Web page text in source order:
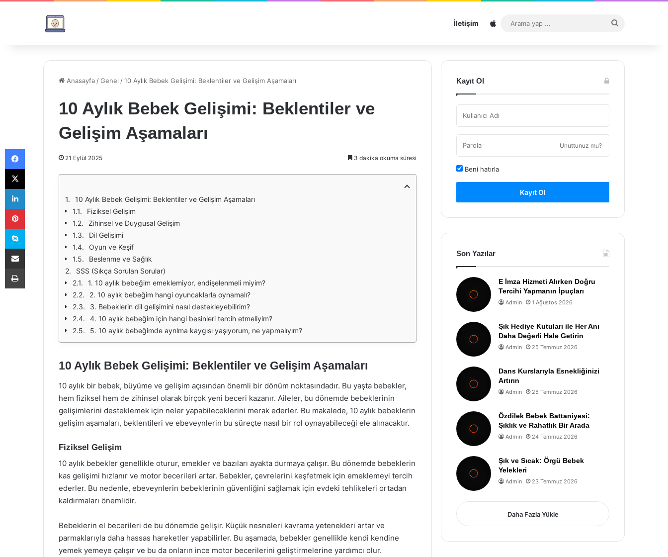
İletişim Sitemap
...
Anasayfa /Genel /10 Aylık Bebek Gelişimi: Beklentiler ve Gelişim Aşamaları
10 Aylık Bebek Gelişimi: Beklentiler ve
Gelişim Aşamaları
21 Eylül 2025 3 dakika okuma süresi
10 Aylık Bebek Gelişimi: Beklentiler ve Gelişim Aşamaları
Fiziksel Gelişim
Zihinsel ve Duygusal Gelişim
Dil Gelişimi
Oyun ve Keşif
Beslenme ve Sağlık
SSS (Sıkça Sorulan Sorular)
1. 10 aylık bebeğim emeklemiyor, endişelenmeli miyim?
2. 10 aylık bebeğim hangi oyuncaklarla oynamalı?
3. Bebeklerin dil gelişimini nasıl destekleyebilirim?
4. 10 aylık bebeğim için hangi besinleri tercih etmeliyim?
5. 10 aylık bebeğimde ayrılma kaygısı yaşıyorum, ne yapmalıyım?
10 Aylık Bebek Gelişimi: Beklentiler ve Gelişim Aşamaları
10 aylık bir bebek, büyüme ve gelişim açısından önemli bir dönüm noktasındadır. Bu yaşta bebekler,
hem fiziksel hem de zihinsel olarak birçok yeni beceri kazanır. Aileler, bu dönemde bebeklerinin
gelişimlerini desteklemek için neler yapabileceklerini merak ederler. Bu makalede, 10 aylık bebeklerin
gelişim aşamaları, beklentileri ve ebeveynlerin bu süreçte nasıl bir rol oynayabileceği ele alınacaktır.
Fiziksel Gelişim
10 aylık bebekler genellikle oturur, emekler ve bazıları ayakta durmaya çalışır. Bu dönemde bebeklerin
kas gelişimi hızlanır ve motor becerileri artar. Bebekler, çevrelerini keşfetmek için emeklemeyi tercih
ederler. Bu nedenle, ebeveynlerin bebeklerinin güvenliğini sağlamak için evdeki tehlikeleri ortadan
kaldırmaları önemlidir.
Bebeklerin el becerileri de bu dönemde gelişir. Küçük nesneleri kavrama yetenekleri artar ve
parmaklarıyla daha hassas hareketler yapabilirler. Bu aşamada, bebekler genellikle kendi kendine
yemek yemeye çalışır ve bu da onların ince motor becerilerini geliştirmelerine yardımcı olur.
Kayıt Ol
Unuttunuz mu?
Beni hatırla
Kayıt Ol
Son Yazılar
E İmza Hizmeti Alırken Doğru
Tercihi Yapmanın İpuçları
Admin 1 Ağustos 2026
Şık Hediye Kutuları ile Her Anı
Daha Değerli Hale Getirin
Admin 25 Temmuz 2026
Dans Kurslarıyla Esnekliğinizi
Artırın
Admin 25 Temmuz 2026
Özdilek Bebek Battaniyesi:
Şıklık ve Rahatlık Bir Arada
Admin 24 Temmuz 2026
Şık ve Sıcak: Örgü Bebek
Yelekleri
Admin 23 Temmuz 2026
Daha Fazla Yükle
Facebook
X
LinkedIn
Pinterest
Skype
E-Posta ile paylaş